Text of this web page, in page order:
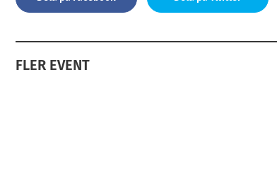
FLER EVENT